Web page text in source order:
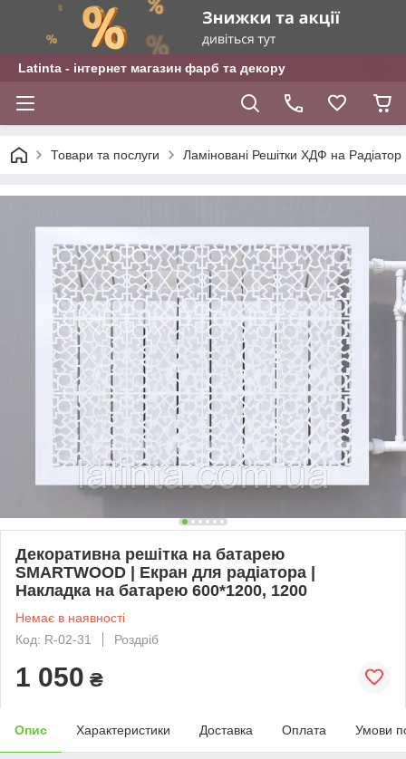
Latinta - інтернет магазин фарб та декору
Товари та послуги Ламіновані Решітки ХДФ на
Декоративна решітка на батарею
SMARTWOOD | Екран для радіатора |
Накладка на батарею 600*1200, 1200
Немає в наявності
Код: R-02-31
Роздріб
1 050 ₴
Опис Характеристики Доставка Оплата Умови